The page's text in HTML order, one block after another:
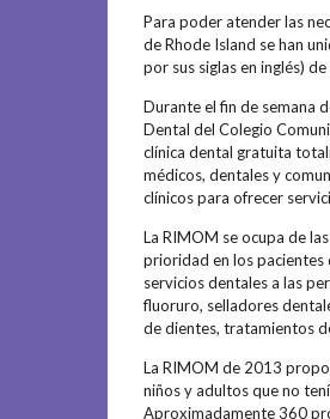
Para poder atender las
de Rhode Island se han
por sus siglas en inglés)
Durante el fin de semana
Dental del Colegio
clínica dental gratuita
médicos, dentales y
clínicos para ofrecer
La RIMOM se ocupa de
prioridad en los pacientes
servicios dentales a las
fluoruro, selladores
de dientes, tratamientos
La RIMOM de 2013
niños y adultos que no
Aproximadamente 360